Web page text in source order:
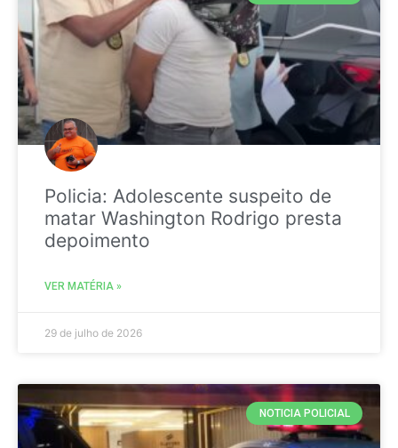
Policia: Adolescente suspeito de
matar Washington Rodrigo presta
depoimento
VER MATÉRIA »
29 de julho de 2026
NOTICIA POLICIAL